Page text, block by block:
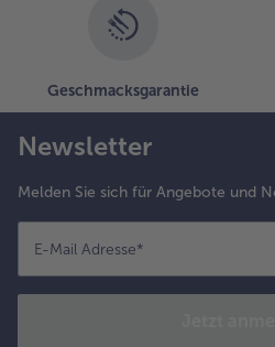
Geschmacksgarantie
Newsletter
Melden Sie sich für Angebote und
E-Mail Adresse*